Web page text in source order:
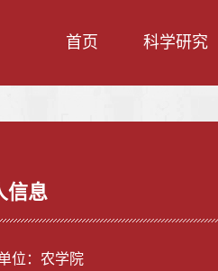
首页 科学研究
信息
位：农学院